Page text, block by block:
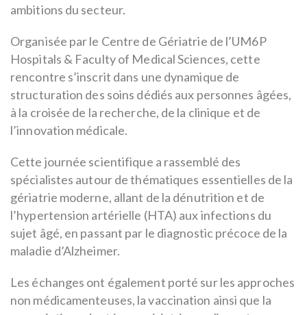
ambitions du secteur.
Organisée par le Centre de Gériatrie de l’UM6P
Hospitals & Faculty of Medical Sciences, cette
rencontre s’inscrit dans une dynamique de
structuration des soins dédiés aux personnes âgées,
à la croisée de la recherche, de la clinique et de
l’innovation médicale.
Cette journée scientifique a rassemblé des
spécialistes autour de thématiques essentielles de la
gériatrie moderne, allant de la dénutrition et de
l’hypertension artérielle (HTA) aux infections du
sujet âgé, en passant par le diagnostic précoce de la
maladie d’Alzheimer.
Les échanges ont également porté sur les approches
non médicamenteuses, la vaccination ainsi que la